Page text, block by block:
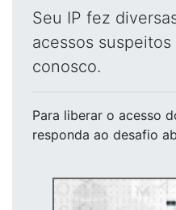
Seu IP fez
acessos
conosco.
Para liberar o acesso
responda ao desafio